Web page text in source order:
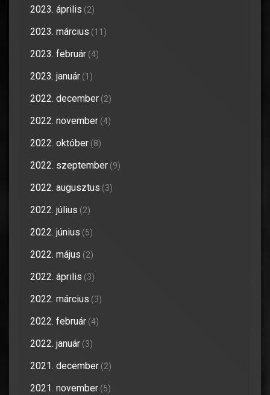
2023. április (2)
2023. március (11)
2023. február (4)
2023. január (1)
2022. december (2)
2022. november (4)
2022. október (8)
2022. szeptember (9)
2022. augusztus (3)
2022. július (2)
2022. június (5)
2022. május (2)
2022. április (3)
2022. március (3)
2022. február (4)
2022. január (3)
2021. december (2)
2021. november (5)